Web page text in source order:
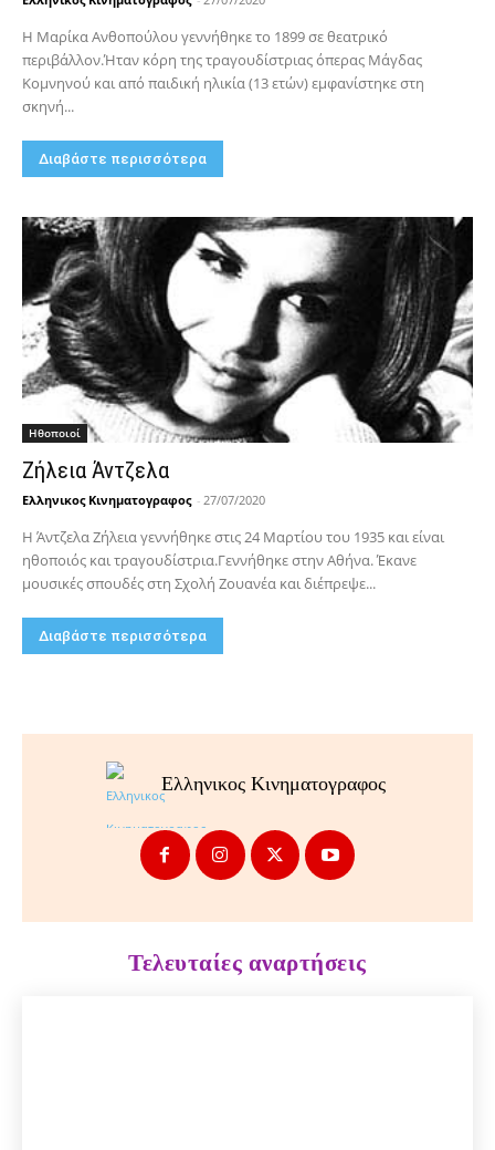
Η Μαρίκα Ανθοπούλου γεννήθηκε το 1899 σε θεατρικό
περιβάλλον.Ήταν κόρη της τραγουδίστριας όπερας Μάγδας
Κομνηνού και από παιδική ηλικία (13 ετών) εμφανίστηκε στη
σκηνή...
Διαβάστε περισσότερα
Hθοποιοί
Ζήλεια Άντζελα
Ελληνικος Κινηματογραφος - 27/07/2020
Η Άντζελα Ζήλεια γεννήθηκε στις 24 Μαρτίου του 1935 και είναι
ηθοποιός και τραγουδίστρια.Γεννήθηκε στην Αθήνα. Έκανε
μουσικές σπουδές στη Σχολή Ζουανέα και διέπρεψε...
Διαβάστε περισσότερα
Ελληνικος Κινηματογραφος
Τελευταίες αναρτήσεις